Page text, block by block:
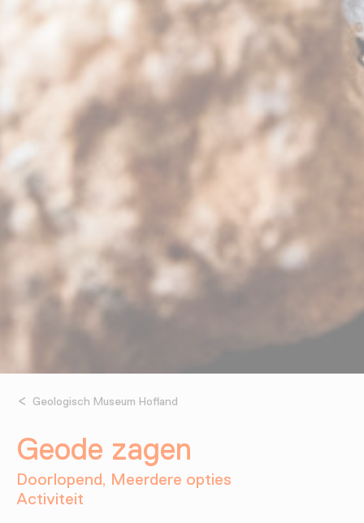
Geologisch Museum Hofland
Geode zagen
Doorlopend, Meerdere opties
Activiteit